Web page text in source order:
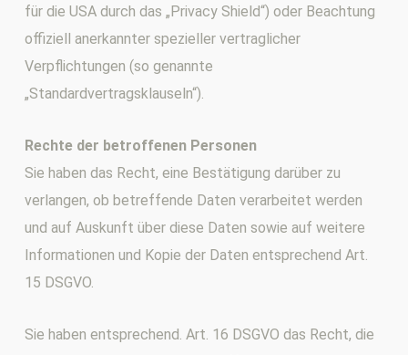
für die USA durch das „Privacy Shield“) oder Beachtung
offiziell anerkannter spezieller vertraglicher
Verpflichtungen (so genannte
„Standardvertragsklauseln“).
Rechte der betroffenen Personen
Sie haben das Recht, eine Bestätigung darüber zu
verlangen, ob betreffende Daten verarbeitet werden
und auf Auskunft über diese Daten sowie auf weitere
Informationen und Kopie der Daten entsprechend Art.
15 DSGVO.
Sie haben entsprechend. Art. 16 DSGVO das Recht, die